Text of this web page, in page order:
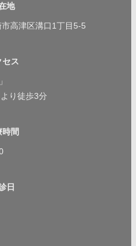
地
高津区溝口1丁目5-5
セス
り徒歩3分
時間
日